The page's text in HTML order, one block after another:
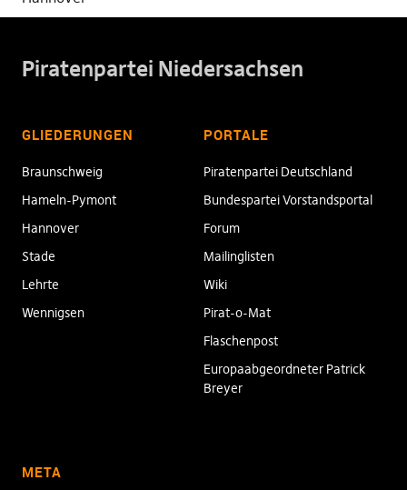
Piratenpartei Niedersachsen
GLIEDERUNGEN
Braunschweig
Hameln-Pymont
Hannover
Stade
Lehrte
Wennigsen
PORTALE
Piratenpartei Deutschland
Bundespartei Vorstandsportal
Forum
Mailinglisten
Wiki
Pirat-o-Mat
Flaschenpost
Europaabgeordneter Patrick
Breyer
META